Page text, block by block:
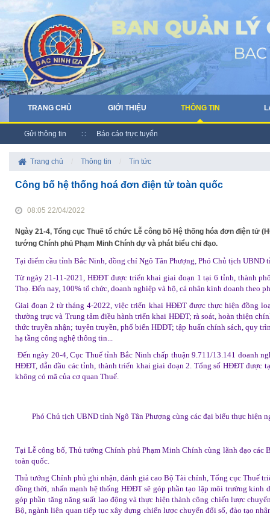
TRANG CHỦ GIỚI THIỆU THÔNG TIN
Gửi thông tin Báo cáo trực tuyến
Trang chủ Thông tin Tin tức
Công bố hệ thống hoá đơn điện tử toàn quốc
08:05 22/04/2022
Ngày 21-4, Tổng cục Thuế tổ chức Lễ công bố Hệ thống hóa đơn điện tử
tướng Chính phủ Phạm Minh Chính dự và phát biểu chỉ đạo.
Tại điểm cầu tỉnh Bắc Ninh, đồng chí Ngô Tân Phượng, Phó Chủ tịch
Từ ngày 21-11-2021, HĐĐT được triển khai giai đoạn 1 tại 6 tỉnh, thành
Thọ. Đến nay, 100% tổ chức, doanh nghiệp và hộ, cá nhân kinh doanh theo
Giai đoạn 2 từ tháng 4-2022, việc triển khai HĐĐT được thực hiện đồng
thường trực và Trung tâm điều hành triển khai HĐĐT; rà soát, hoàn thiện
thức truyền nhận; tuyên truyền, phổ biến HĐĐT; tập huấn chính sách, quy
hạ tầng công nghệ thông tin...
Đến ngày 20-4, Cục Thuế tỉnh Bắc Ninh chấp thuận 9.711/13.141 doanh
HĐĐT, dẫn đầu các tỉnh, thành triển khai giai đoạn 2. Tổng số HĐĐT được
không có mã của cơ quan Thuế.
Phó Chủ tịch UBND tỉnh Ngô Tân Phượng cùng các đại biểu thực hiện
Tại Lễ công bố, Thủ tướng Chính phủ Phạm Minh Chính cùng lãnh đạo
toàn quốc.
Thủ tướng Chính phủ ghi nhận, đánh giá cao Bộ Tài chính, Tổng cục Thuế
đồng thời, nhấn mạnh hệ thống HĐĐT sẽ góp phần tạo lập môi trường
góp phần tăng năng suất lao động và thực hiện thành công chiến lược
Bộ, ngành liên quan tiếp tục xây dựng chiến lược chuyển đổi số, đào tạo